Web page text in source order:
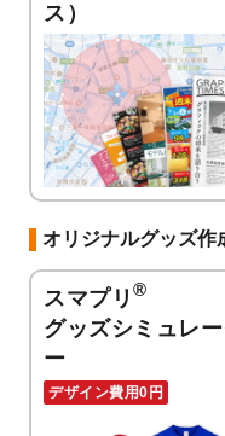
ス）
オリジナルグッズ作
スマプリ ®
グッズシミュレー
ー
デザイン費用0円